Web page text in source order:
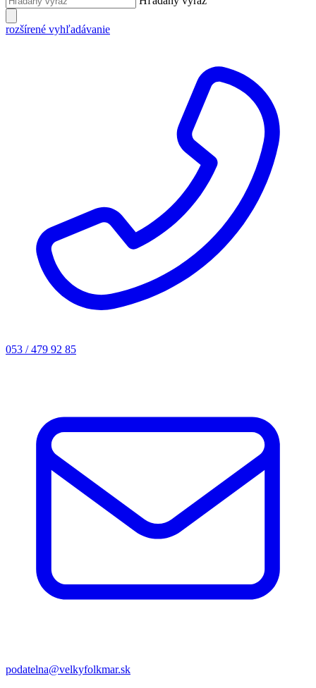
rozšírené vyhľadávanie
053 / 479 92 85
podatelna@velkyfolkmar.sk